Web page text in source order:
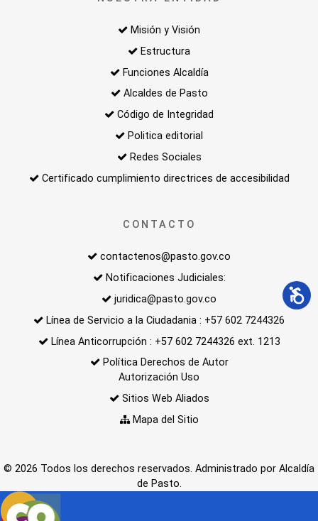
Misión y Visión
Estructura
Funciones Alcaldía
Alcaldes de Pasto
Código de Integridad
Politica editorial
Redes Sociales
Certificado cumplimiento directrices de accesibilidad
CONTACTO
contactenos@pasto.gov.co
Notificaciones Judiciales:
juridica@pasto.gov.co
Línea de Servicio a la Ciudadania : +57 602 7244326
Línea Anticorrupción : +57 602 7244326 ext. 1213
Política Derechos de Autor
Autorización Uso
Sitios Web Aliados
Mapa del Sitio
© 2026 Todos los derechos reservados. Administrado por Alcaldía
de Pasto.